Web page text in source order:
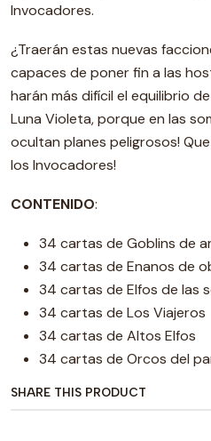
Invocadores.
¿Traerán estas nuevas
capaces de poner fin a las
harán más difícil el equilibrio
Luna Violeta, porque en las
ocultan planes peligrosos!
los Invocadores!
CONTENIDO:
34 cartas de Goblins de
34 cartas de Enanos de
34 cartas de Elfos de las
34 cartas de Los Viajeros
34 cartas de Altos Elfos
34 cartas de Orcos del
SHARE THIS PRODUCT